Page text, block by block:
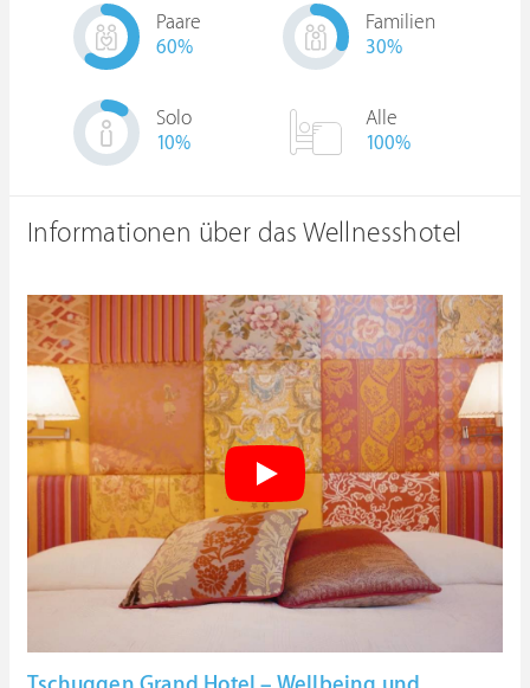
Paare
60%
Familien
30%
Solo
10%
Alle
100%
Informationen über das Wellnesshotel